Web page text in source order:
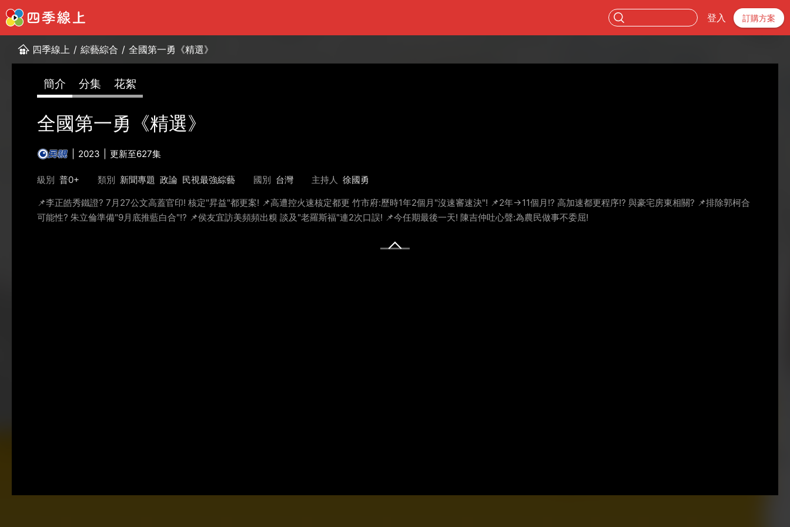
登入 訂購方案
四季線上 / 綜藝綜合 / 全國第一勇《精選》
簡介 分集 花絮
全國第一勇《精選》
2023 更新至627集
級別 普0+ 類別 新聞專題 政論 民視最強綜藝 國別 台灣 主持人 徐國勇
📌李正皓秀鐵證? 7月27公文高蓋官印! 核定"昇益"都更案! 📌高遭控火速核定都更 竹市府:歷時1年2個月"沒速審速決"! 📌2年→11個月!? 高加速都更程序!? 與豪宅房東相關? 📌排除郭柯合
可能性? 朱立倫準備"9月底推藍白合"!? 📌侯友宜訪美頻頻出糗 談及"老羅斯福"連2次口誤! 📌今任期最後一天! 陳吉仲吐心聲:為農民做事不委屈!